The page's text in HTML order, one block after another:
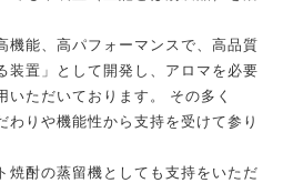
機能、高パフォーマンスで、高品質
装置」として開発し、アロマを必要
いただいております。 その多く
わりや機能性から支持を受けて参り
焼酎の蒸留機としても支持をいただ